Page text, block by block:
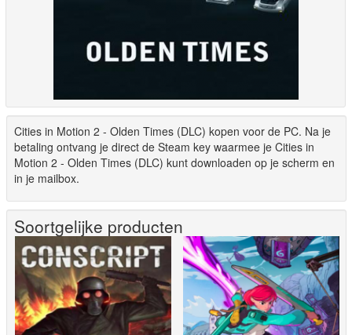
Cities in Motion 2 - Olden Times (DLC) kopen voor de PC. Na je
betaling ontvang je direct de Steam key waarmee je Cities in
Motion 2 - Olden Times (DLC) kunt downloaden op je scherm en
in je mailbox.
Soortgelijke producten